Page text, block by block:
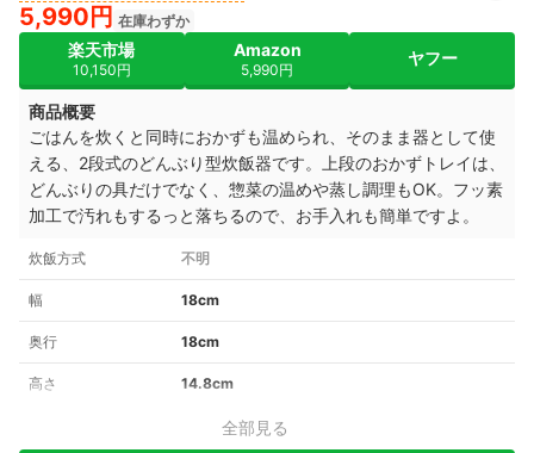
5,990円 在庫わずか
楽天市場
10,150円
Amazon
5,990円
ヤフー
商品概要
ごはんを炊くと同時におかずも温められ、そのまま器として使
える、2段式のどんぶり型炊飯器です。上段のおかずトレイは、
どんぶりの具だけでなく、惣菜の温めや蒸し調理もOK。フッ素
加工で汚れもするっと落ちるので、お手入れも簡単ですよ。
炊飯方式 不明
幅 18cm
奥行 18cm
高さ 14.8cm
全部見る